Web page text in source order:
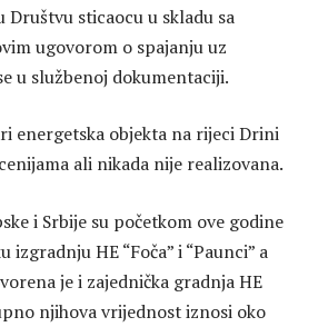
Društvu sticaocu u skladu sa
ugovorom o spajanju uz
u službenoj dokumentaciji.
energetska objekta na rijeci Drini
ali nikada nije realizovana.
i Srbije su početkom ove godine
HE “Foča” i “Paunci” a
je i zajednička gradnja HE
njihova vrijednost iznosi oko